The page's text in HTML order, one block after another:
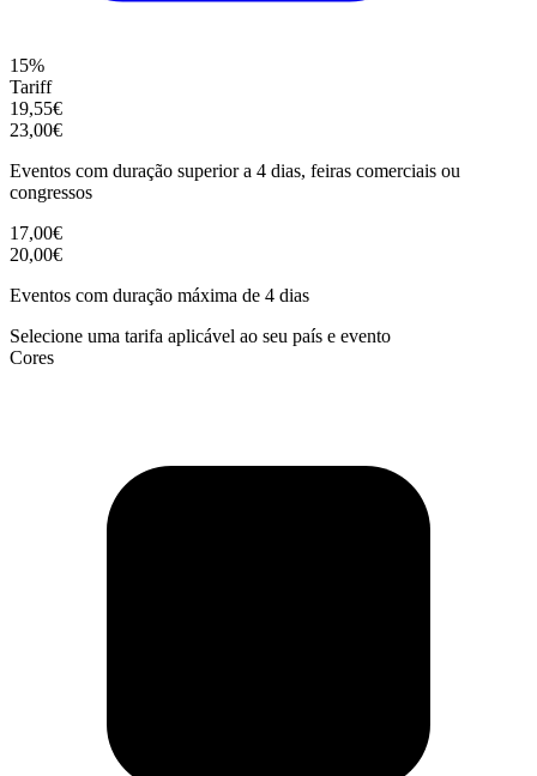
15%
Tariff
19,55€
23,00€
Eventos com duração superior a 4 dias, feiras comerciais ou
congressos
17,00€
20,00€
Eventos com duração máxima de 4 dias
Selecione uma tarifa aplicável ao seu país e evento
Cores